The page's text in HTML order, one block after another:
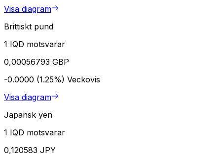
Visa diagram
Brittiskt pund
1 IQD motsvarar
0,00056793 GBP
-0.0000 (1.25%) Veckovis
Visa diagram
Japansk yen
1 IQD motsvarar
0,120583 JPY